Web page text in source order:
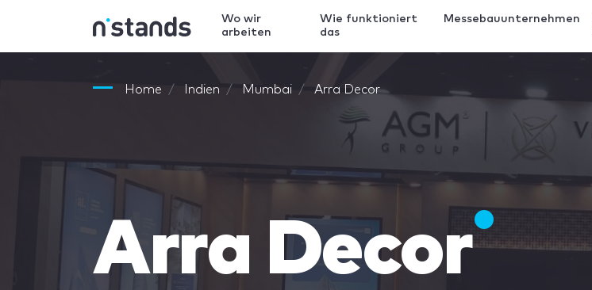
Wo wir
arbeiten
Wie funktioniert
das
Messebauunternehmen
Home Indien Mumbai Arra Decor
Arra Decor